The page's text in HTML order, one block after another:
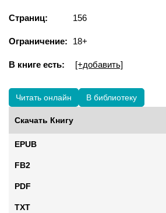
Страниц: 156
Ограничение: 18+
В книге есть: [+добавить]
Читать онлайн В библиотеку
Скачать Книгу
EPUB
FB2
PDF
TXT